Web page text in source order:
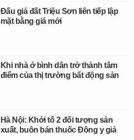
Đấu giá đất Triệu Sơn liên tiếp lập
mặt bằng giá mới
Khi nhà ở bình dân trở thành tâm
điểm của thị trường bất động sản
Hà Nội: Khởi tố 2 đối tượng sản
xuất, buôn bán thuốc Đông y giả